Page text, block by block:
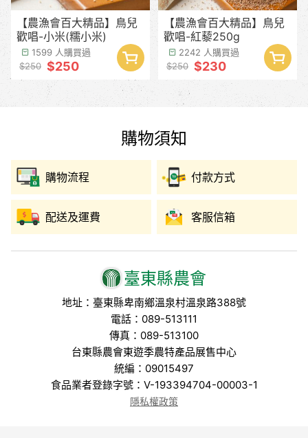
【農漁會百大精品】鳥兒
歡唱-小米(糯小米)
1599 人購買過
$250 $250
【農漁會百大精品】鳥兒
歡唱-紅藜250g
2242 人購買過
$250 $230
臺東縣農會
地址：臺東縣卑南鄉溫泉村溫泉路388號
電話：089-513111
傳真：089-513100
台東縣農會東遊季農特產品展售中心
統編：09015497
食品業者登錄字號：V-193394704-00003-1
隱私權政策
購物須知
購物流程 付款方式
配送及運費 客服信箱